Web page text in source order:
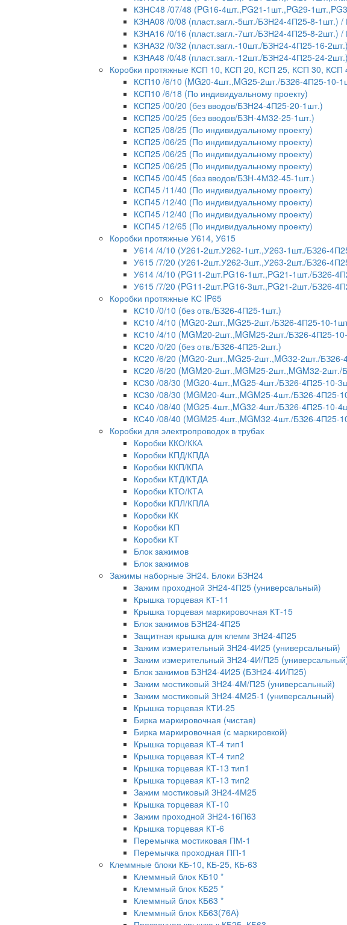
КЗНС48 /07/48 (PG16-4шт.,PG21-1шт.,PG29-
КЗНА08 /0/08 (пласт.загл.-5шт./БЗН24-4П25-8-1шт.)
КЗНА16 /0/16 (пласт.загл.-7шт./БЗН24-4П25-8-2шт.)
КЗНА32 /0/32 (пласт.загл.-10шт./БЗН24-4П25-16-
КЗНА48 /0/48 (пласт.загл.-12шт./БЗН24-4П25-24-
Коробки протяжные КСП 10, КСП 20, КСП 25, КСП 30, КСП
КСП10 /6/10 (MG20-4шт.,MG25-2шт./БЗ26-4П25-10-
КСП10 /6/18 (По индивидуальному проекту)
КСП25 /00/20 (без вводов/БЗН24-4П25-20-1шт.)
КСП25 /00/25 (без вводов/БЗН-4М32-25-1шт.)
КСП25 /08/25 (По индивидуальному проекту)
КСП25 /06/25 (По индивидуальному проекту)
КСП25 /06/25 (По индивидуальному проекту)
КСП25 /06/25 (По индивидуальному проекту)
КСП45 /00/45 (без вводов/БЗН-4М32-45-1шт.)
КСП45 /11/40 (По индивидуальному проекту)
КСП45 /12/40 (По индивидуальному проекту)
КСП45 /12/40 (По индивидуальному проекту)
КСП45 /12/65 (По индивидуальному проекту)
Коробки протяжные У614, У615
У614 /4/10 (У261-2шт.У262-1шт.,У263-1шт./БЗ26-
У615 /7/20 (У261-2шт.У262-3шт.,У263-2шт./БЗ26-
У614 /4/10 (PG11-2шт.PG16-1шт.,PG21-1шт./БЗ26-
У615 /7/20 (PG11-2шт.PG16-3шт.,PG21-2шт./БЗ26-
Коробки протяжные КС IP65
КС10 /0/10 (без отв./БЗ26-4П25-1шт.)
КС10 /4/10 (MG20-2шт.,MG25-2шт./БЗ26-4П25-10-
КС10 /4/10 (MGM20-2шт.,MGM25-2шт./БЗ26-4П25-
КС20 /0/20 (без отв./БЗ26-4П25-2шт.)
КС20 /6/20 (MG20-2шт.,MG25-2шт.,MG32-2шт./
КС20 /6/20 (MGM20-2шт.,MGM25-2шт.,MGM32-2шт./
КС30 /08/30 (MG20-4шт.,MG25-4шт./БЗ26-4П25-10-
КС30 /08/30 (MGM20-4шт.,MGM25-4шт./БЗ26-4П25-
КС40 /08/40 (MG25-4шт.,MG32-4шт./БЗ26-4П25-10-
КС40 /08/40 (MGM25-4шт.,MGM32-4шт./БЗ26-4П25-
Коробки для электропроводок в трубах
Коробки ККО/ККА
Коробки КПД/КПДА
Коробки ККП/КПА
Коробки КТД/КТДА
Коробки КТО/КТА
Коробки КПЛ/КПЛА
Коробки КК
Коробки КП
Коробки КТ
Блок зажимов
Блок зажимов
Зажимы наборные ЗН24. Блоки БЗН24
Зажим проходной ЗН24-4П25 (универсальный)
Крышка торцевая КТ-11
Крышка торцевая маркировочная КТ-15
Блок зажимов БЗН24-4П25
Защитная крышка для клемм ЗН24-4П25
Зажим измерительный ЗН24-4И25 (универсальный)
Зажим измерительный ЗН24-4И/П25
Блок зажимов БЗН24-4И25 (БЗН24-4И/П25)
Зажим мостиковый ЗН24-4М/П25 (универсальный)
Зажим мостиковый ЗН24-4М25-1 (универсальный)
Крышка торцевая КТИ-25
Бирка маркировочная (чистая)
Бирка маркировочная (с маркировкой)
Крышка торцевая КТ-4 тип1
Крышка торцевая КТ-4 тип2
Крышка торцевая КТ-13 тип1
Крышка торцевая КТ-13 тип2
Зажим мостиковый ЗН24-4М25
Крышка торцевая КТ-10
Зажим проходной ЗН24-16П63
Крышка торцевая КТ-6
Перемычка мостиковая ПМ-1
Перемычка проходная ПП-1
Клеммные блоки КБ-10, КБ-25, КБ-63
Клеммный блок КБ10 *
Клеммный блок КБ25 *
Клеммный блок КБ63 *
Клеммный блок КБ63(76А)